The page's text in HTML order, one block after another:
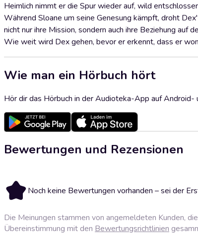
Heimlich nimmt er die Spur wieder auf, wild
Während Sloane um seine Genesung kämpft, droht
nicht nur ihre Mission, sondern auch ihre Beziehung auf
Wie weit wird Dex gehen, bevor er erkennt, dass er
Wie man ein Hörbuch hört
Hör dir das Hörbuch in der Audioteka-App auf Android-
Bewertungen und Rezensionen
Noch keine Bewertungen vorhanden – sei der
Die Meinungen stammen von angemeldeten Kunden,
Übereinstimmung mit den Bewertungsrichtlinien